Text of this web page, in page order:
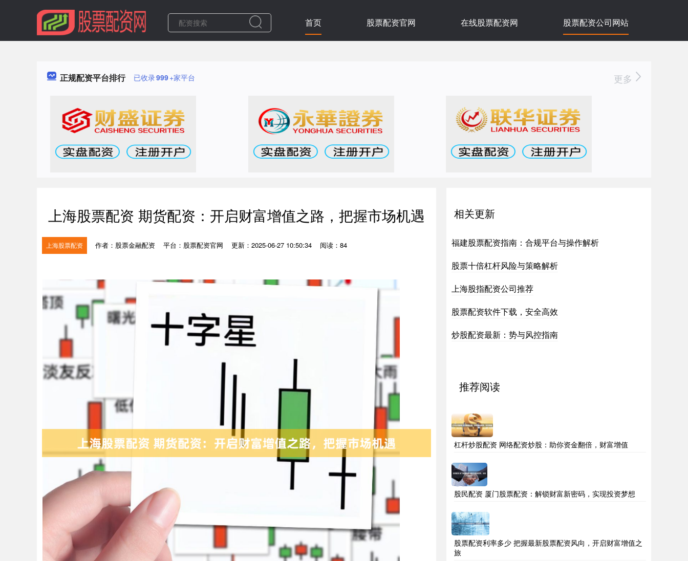
首页 股票配资官网 在线股票配资网 股票配资公司网站
正规配资平台排行 已收录999+家平台 更多
上海股票配资 期货配资：开启财富增值之路，把握市场机遇
上海股票配资 作者：股票金融配资 平台：股票配资官网 更新：2025-06-27 10:50:34 阅读：84
相关更新
福建股票配资指南：合规平台与操作解析
股票十倍杠杆风险与策略解析
上海股指配资公司推荐
股票配资软件下载，安全高效
炒股配资最新：势与风控指南
推荐阅读
杠杆炒股配资 网络配资炒股：助你资金翻倍，财富增值
股民配资 厦门股票配资：解锁财富新密码，实现投资梦想
股票配资利率多少 把握最新股票配资风向，开启财富增值之
旅